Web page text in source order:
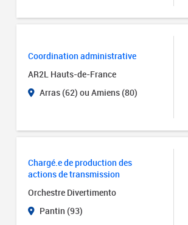
Coordination administrative
AR2L Hauts-de-France
Arras (62) ou Amiens (80)
Chargé.e de production des
actions de transmission
Orchestre Divertimento
Pantin (93)